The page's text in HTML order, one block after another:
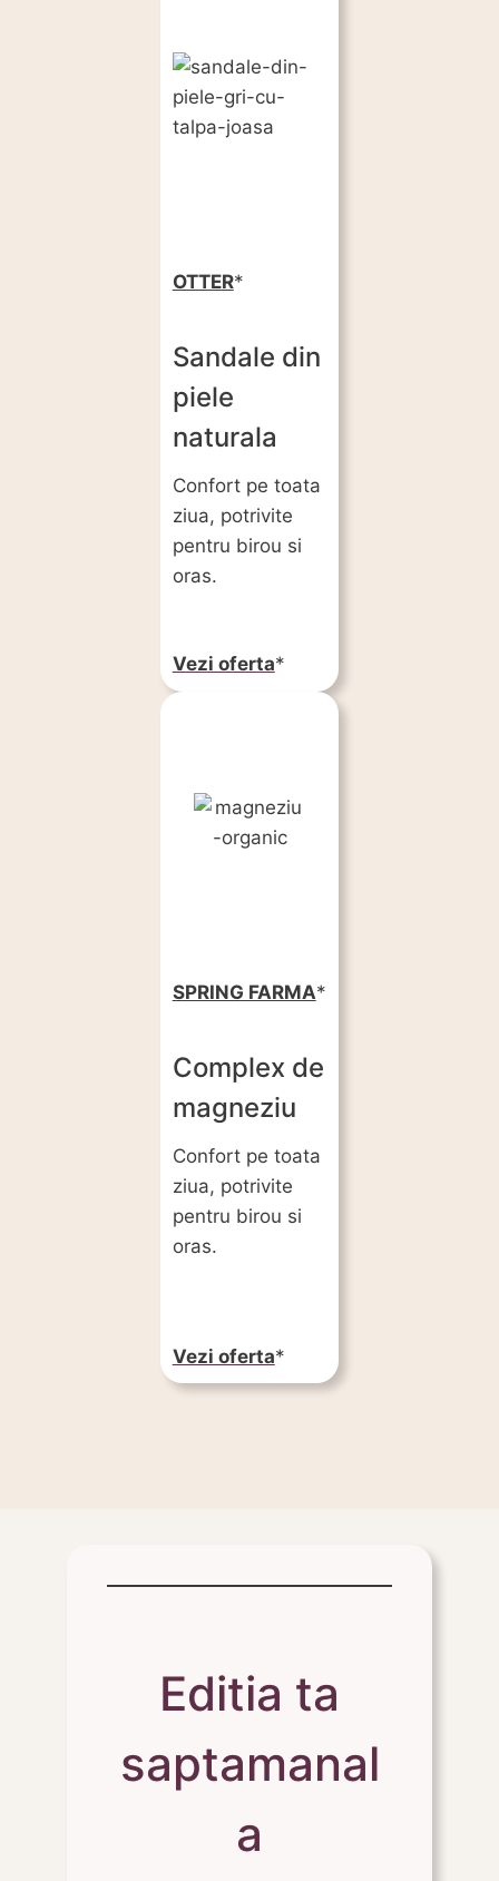
OTTER
Sandale din
piele
naturala
Confort pe toata
ziua, potrivite
pentru birou si
oras.
Vezi oferta
SPRING FARMA
Complex de
magneziu
Confort pe toata
ziua, potrivite
pentru birou si
oras.
Vezi oferta
Editia ta
saptamanal
a